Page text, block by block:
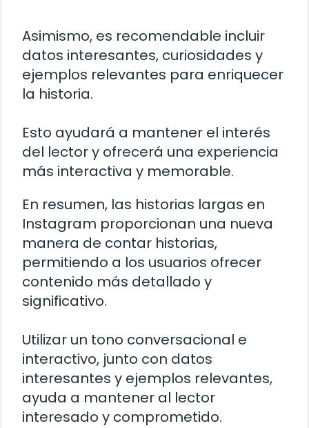
Asimismo, es recomendable incluir
datos interesantes, curiosidades y
ejemplos relevantes para enriquecer
la historia.
Esto ayudará a mantener el interés
del lector y ofrecerá una experiencia
más interactiva y memorable.
En resumen, las historias largas en
Instagram proporcionan una nueva
manera de contar historias,
permitiendo a los usuarios ofrecer
contenido más detallado y
significativo.
Utilizar un tono conversacional e
interactivo, junto con datos
interesantes y ejemplos relevantes,
ayuda a mantener al lector
interesado y comprometido.